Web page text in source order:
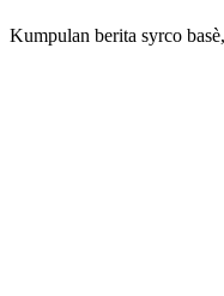
Kumpulan berita syrco